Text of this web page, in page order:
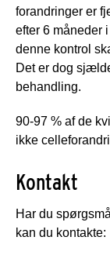
forandringer er
efter 6 måneder
denne kontrol
Det er dog
behandling.
90-97 % af de
ikke
Kontakt
Har du
kan du kontakte: